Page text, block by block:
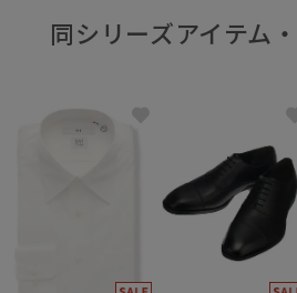
同シリーズアイテム